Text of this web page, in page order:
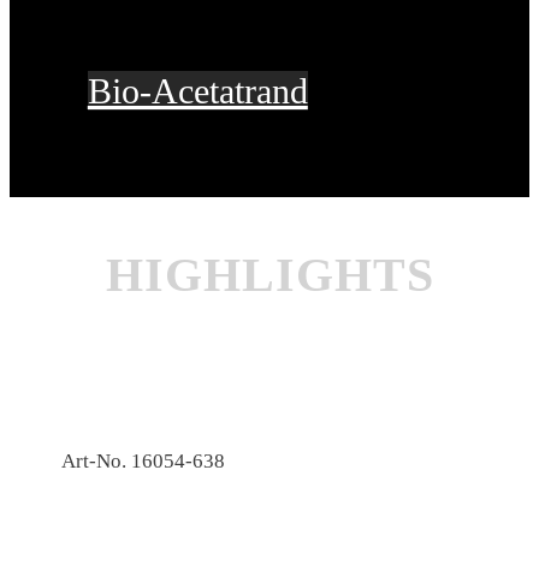
Bio-Acetatrand
HIGHLIGHTS
Art-No. 16054-638